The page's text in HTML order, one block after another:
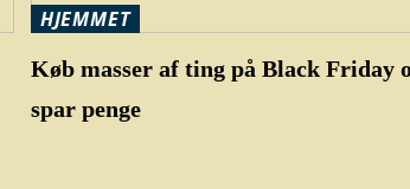
HJEMMET
Køb masser af ting på Black Friday
spar penge